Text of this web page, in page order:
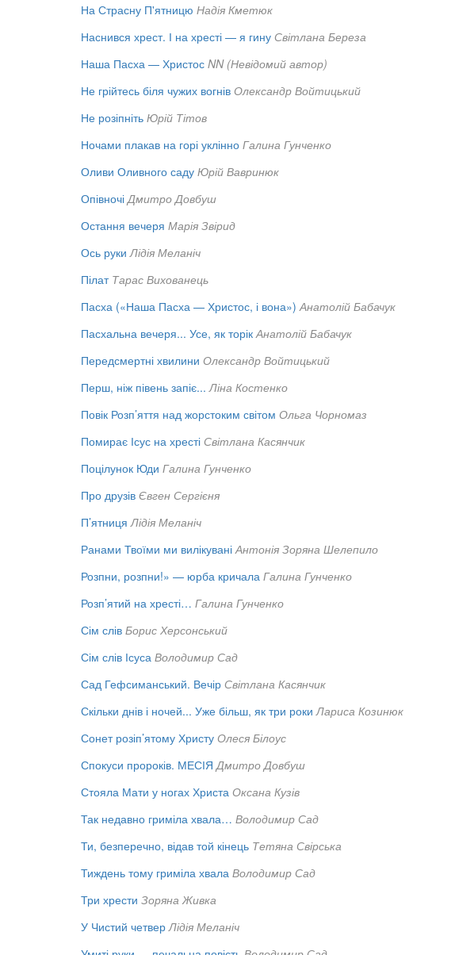
На Страсну П'ятницю Надія Кметюк
Наснився хрест. І на хресті — я гину Світлана Береза
Наша Пасха — Христос NN (Невідомий автор)
Не грійтесь біля чужих вогнів Олександр Войтицький
Не розіпніть Юрій Тітов
Ночами плакав на горі уклінно Галина Гунченко
Оливи Оливного саду Юрій Вавринюк
Опівночі Дмитро Довбуш
Остання вечеря Марія Звірид
Ось руки Лідія Меланіч
Пілат Тарас Вихованець
Пасха («Наша Пасха — Христос, і вона») Анатолій Бабачук
Пасхальна вечеря... Усе, як торік Анатолій Бабачук
Передсмертні хвилини Олександр Войтицький
Перш, ніж півень запіє... Ліна Костенко
Повік Розп’яття над жорстоким світом Ольга Чорномаз
Помирає Ісус на хресті Світлана Касянчик
Поцілунок Юди Галина Гунченко
Про друзів Євген Сергієня
П’ятниця Лідія Меланіч
Ранами Твоїми ми вилікувані Антонія Зоряна Шелепило
Розпни, розпни!» — юрба кричала Галина Гунченко
Розп’ятий на хресті… Галина Гунченко
Сім слів Борис Херсонський
Сім слів Ісуса Володимир Сад
Сад Гефсиманський. Вечір Світлана Касянчик
Скільки днів і ночей... Уже більш, як три роки Лариса Козинюк
Сонет розіп’ятому Христу Олеся Білоус
Спокуси пророків. МЕСІЯ Дмитро Довбуш
Стояла Мати у ногах Христа Оксана Кузів
Так недавно гриміла хвала… Володимир Сад
Ти, безперечно, відав той кінець Тетяна Свірська
Тиждень тому гриміла хвала Володимир Сад
Три хрести Зоряна Живка
У Чистий четвер Лідія Меланіч